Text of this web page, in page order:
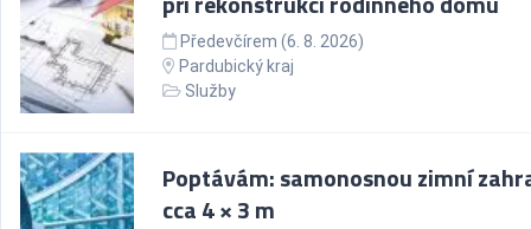
Předevčírem (6. 8. 2026)
Pardubický kraj
Služby
Poptávám: samonosnou zimní
cca 4 × 3 m